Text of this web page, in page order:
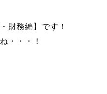
財務編】です！
・・・！